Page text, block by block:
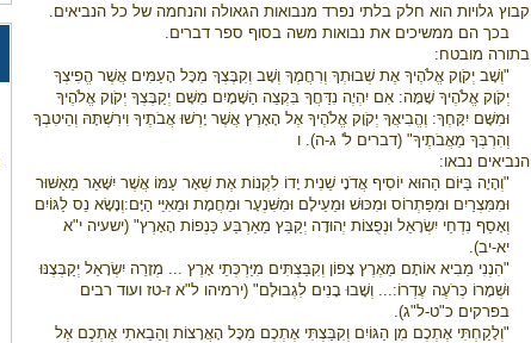
קבוץ גלויות הוא חלק בלתי נפרד מנבואות הגאולה והנחמה של כל הנביאים.
בכך הם ממשיכים את נבואות משה בסוף ספר דברים.
בתורה מובטח:
"וְשָׁב יְקֹוָק אֱלֹהֶיךָ אֶת שְׁבוּתְךָ וְרִחֲמֶךָ וְשָׁב וְקִבֶּצְךָ מִכָּל הָעַמִּים אֲשֶׁר הֱפִיצְךָ
יְקֹוָק אֱלֹהֶיךָ שָׁמָּה: אִם יִהְיֶה נִדַּחֲךָ בִּקְצֵה הַשָּׁמָיִם מִשָּׁם יְקַבֶּצְךָ יְקֹוָק אֱלֹהֶיךָ
וּמִשָּׁם יִקָּחֶךָ: וֶהֱבִיאֲךָ יְקֹוָק אֱלֹהֶיךָ אֶל הָאָרֶץ אֲשֶׁר יָרְשׁוּ אֲבֹתֶיךָ וִירִשְׁתָּהּ וְהֵיטִבְךָ
וְהִרְבְּךָ מֵאֲבֹתֶיךָ" (דברים ל' ג-ה). ו
הנביאים נבאו:
"וְהָיָה בַּיּוֹם הַהוּא יוֹסִיף אֲדֹנָי שֵׁנִית יָדוֹ לִקְנוֹת אֶת שְׁאָר עַמּוֹ אֲשֶׁר יִשָּׁאֵר מֵאַשּׁוּר
וּמִמִּצְרַיִם וּמִפַּתְרוֹס וּמִכּוּשׁ וּמֵעֵילָם וּמִשִּׁנְעָר וּמֵחֲמָת וּמֵאִיֵּי הַיָּם:וְנָשָׂא נֵס לַגּוֹיִם
וְאָסַף נִדְחֵי יִשְׂרָאֵל וּנְפֻצוֹת יְהוּדָה יְקַבֵּץ מֵאַרְבַּע כַּנְפוֹת הָאָרֶץ" (ישעיה י"א
יא-יב).
"הִנְנִי מֵבִיא אוֹתָם מֵאֶרֶץ צָפוֹן וְקִבַּצְתִּים מִיַּרְכְּתֵי אָרֶץ ... מְזָרֵה יִשְׂרָאֵל יְקַבְּצֶנּוּ
וּשְׁמָרוֹ כְּרֹעֶה עֶדְרוֹ:... וְשָׁבוּ בָנִים לִגְבוּלָם" (ירמיהו ל"א ז-טז ועוד רבים
בפרקים כ"ט-ל"ג).
"וְלָקַחְתִּי אֶתְכֶם מִן הַגּוֹיִם וְקִבַּצְתִּי אֶתְכֶם מִכָּל הָאֲרָצוֹת וְהֵבֵאתִי אֶתְכֶם אֶל